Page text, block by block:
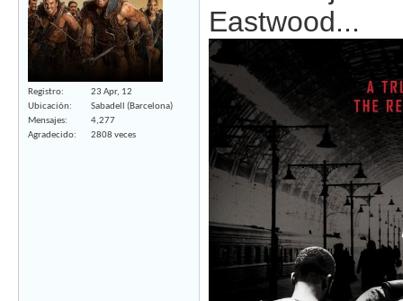
Registro
23 Apr, 12
Ubicación
Sabadell (Barcelona)
Mensajes
4,277
Agradecido
2808 veces
Eastwood...